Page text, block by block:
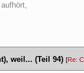
weil... (Teil 94) [Re: